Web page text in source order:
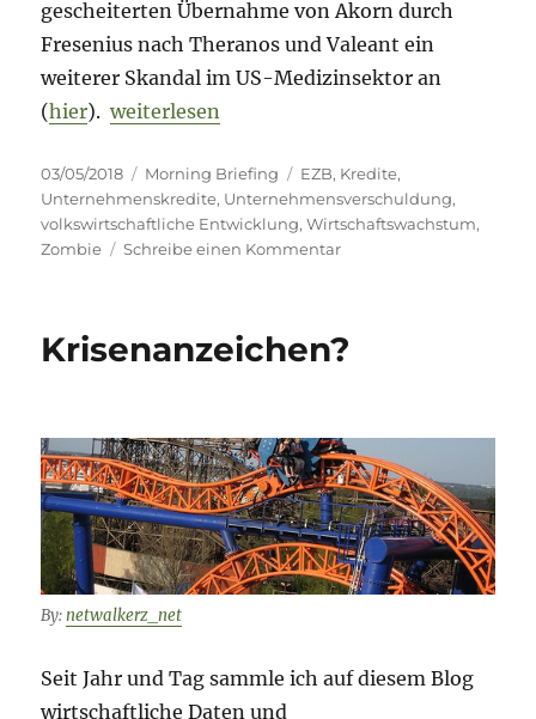
gescheiterten Übernahme von Akorn durch
Fresenius nach Theranos und Valeant ein
weiterer Skandal im US-Medizinsektor an
(hier).„Morning Briefing – 3. Mai 2018 –
weiterlesen
Veröffentlicht
am
03/05/2018 Kategorien
Morning Briefing Schlagwörter
EZB, Kredite,
Unternehmenskredite, Unternehmensverschuldung,
volkswirtschaftliche Entwicklung,Wirtschaftswachstum,
Zombie
Schreibe einen Kommentarzu
3.
Kreditklemme
//
Faule
Kredite
//
Wachstumsprognose
Krisenanzeichen?
By:netwalkerz_net
Seit Jahr und Tag sammle ich auf diesem Blog
wirtschaftliche Daten und